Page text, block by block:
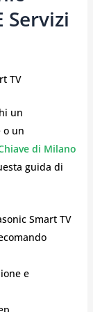
Servizi
TV
un
un
di Milano
guida di
Smart TV
e